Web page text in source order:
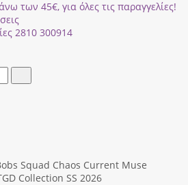
των 45€, για όλες τις παραγγελίες!
2810 300914
Squad Chaos Current Muse
Collection SS 2026